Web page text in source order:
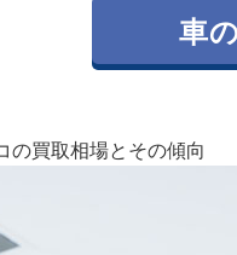
車
の買取相場とその傾向